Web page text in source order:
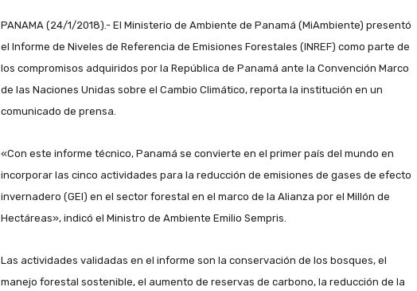
PANAMA (24/1/2018).- El Ministerio de Ambiente de Panamá (MiAmbiente) presentó
el Informe de Niveles de Referencia de Emisiones Forestales (INREF) como parte de
los compromisos adquiridos por la República de Panamá ante la Convención Marco
de las Naciones Unidas sobre el Cambio Climático, reporta la institución en un
comunicado de prensa.
«Con este informe técnico, Panamá se convierte en el primer país del mundo en
incorporar las cinco actividades para la reducción de emisiones de gases de efecto
invernadero (GEI) en el sector forestal en el marco de la Alianza por el Millón de
Hectáreas», indicó el Ministro de Ambiente Emilio Sempris.
Las actividades validadas en el informe son la conservación de los bosques, el
manejo forestal sostenible, el aumento de reservas de carbono, la reducción de la